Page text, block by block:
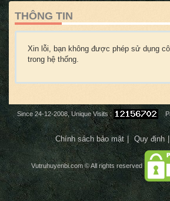
THÔNG TIN
Xin lỗi, bạn không được phép sử dụng
trong hệ thống.
Since 24-12-2008, Unique Visits :
Chính sách bảo mật Quy định
Vutruhuyenbi.com© All rights reserved